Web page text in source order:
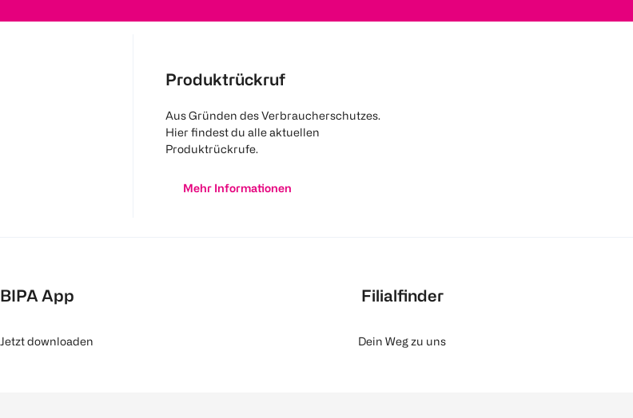
Produktrückruf
Aus Gründen des Verbraucherschutzes.
Hier findest du alle aktuellen
Produktrückrufe.
Mehr Informationen
BIPA App
Jetzt downloaden
Filialfinder
Dein Weg zu uns